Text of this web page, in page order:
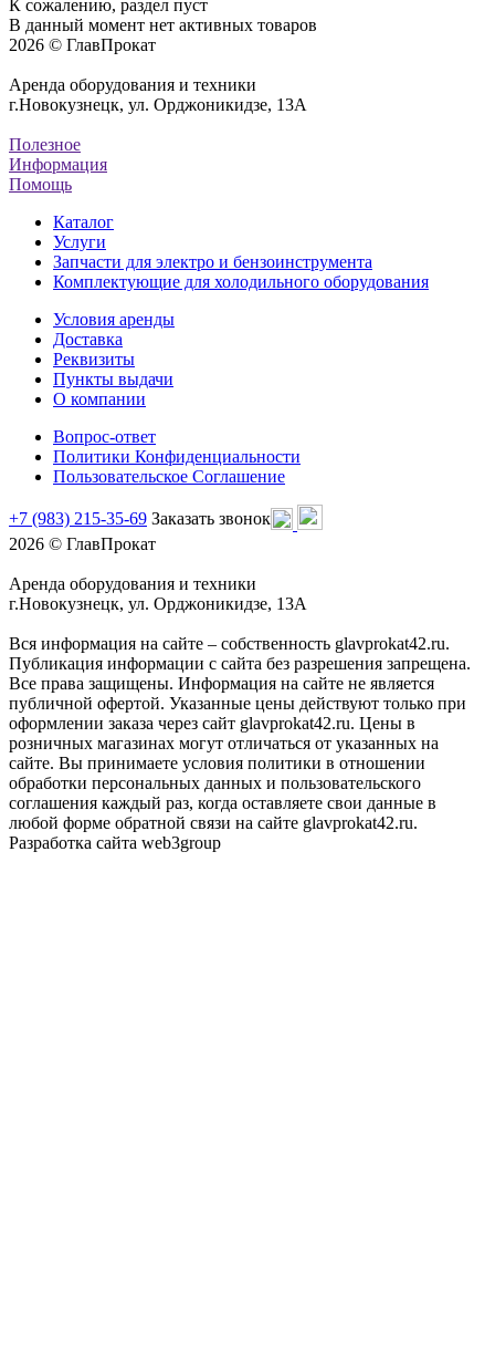
К сожалению, раздел пуст
В данный момент нет активных товаров
2026 © ГлавПрокат
Аренда оборудования и техники
г.Новокузнецк, ул. Орджоникидзе, 13А
Полезное
Информация
Помощь
Каталог
Услуги
Запчасти для электро и бензоинструмента
Комплектующие для холодильного оборудования
Условия аренды
Доставка
Реквизиты
Пункты выдачи
О компании
Вопрос-ответ
Политики Конфиденциальности
Пользовательское Соглашение
+7 (983) 215-35-69 Заказать звонок
2026 © ГлавПрокат
Аренда оборудования и техники
г.Новокузнецк, ул. Орджоникидзе, 13А
Вся информация на сайте – собственность glavprokat42.ru.
Публикация информации с сайта без разрешения запрещена.
Все права защищены. Информация на сайте не является
публичной офертой. Указанные цены действуют только при
оформлении заказа через сайт glavprokat42.ru. Цены в
розничных магазинах могут отличаться от указанных на
сайте. Вы принимаете условия политики в отношении
обработки персональных данных и пользовательского
соглашения каждый раз, когда оставляете свои данные в
любой форме обратной связи на сайте glavprokat42.ru.
Разработка сайта web3group